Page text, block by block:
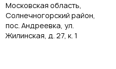
Московская область,
Солнечногорский район,
пос. Андреевка, ул.
Жилинская, д. 27, к. 1